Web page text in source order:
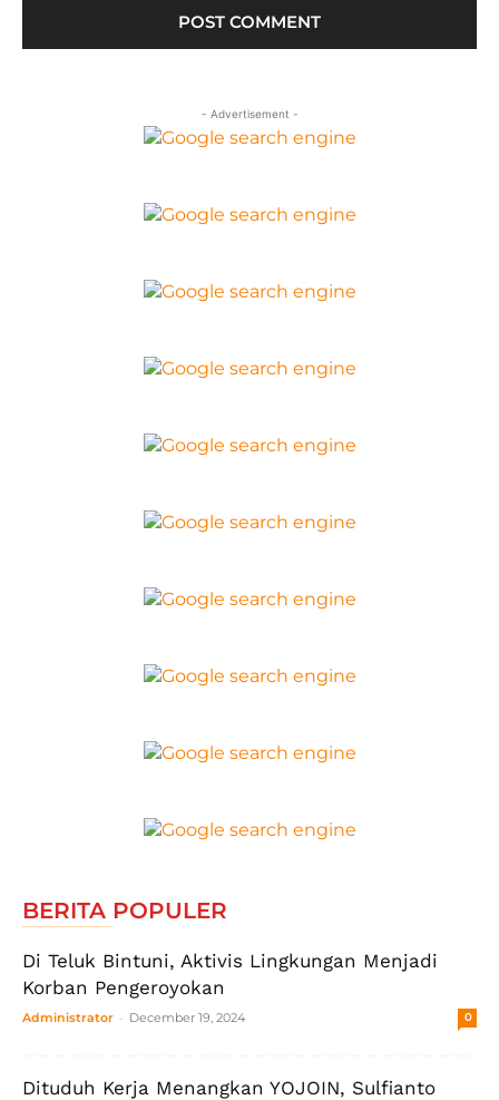
- Advertisement -
BERITA POPULER
Di Teluk Bintuni, Aktivis Lingkungan Menjadi
Korban Pengeroyokan
Administrator - December 19, 2024 0
Dituduh Kerja Menangkan YOJOIN, Sulfianto